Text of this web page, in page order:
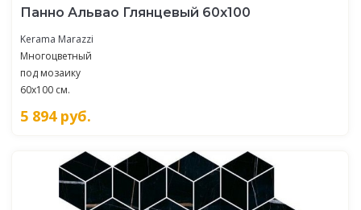
Панно Альвао Глянцевый 60х100
Kerama Marazzi
Многоцветный
под мозаику
60x100 см.
5 894руб.